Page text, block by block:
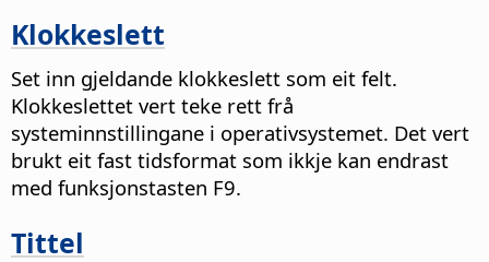
Klokkeslett
Set inn gjeldande klokkeslett som eit felt.
Klokkeslettet vert teke rett frå
systeminnstillingane i operativsystemet. Det vert
brukt eit fast tidsformat som ikkje kan endrast
med funksjonstasten F9.
Tittel